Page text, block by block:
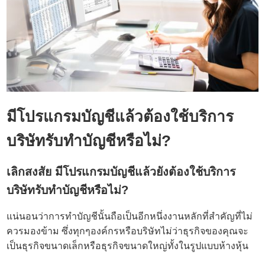
มีโปรแกรมบัญชีแล้วต้องใช้บริการ
บริษัทรับทำบัญชีหรือไม่?
เลิกสงสัย มีโปรแกรมบัญชีแล้วยังต้องใช้บริการ
บริษัทรับทำบัญชีหรือไม่?
แน่นอนว่าการทำบัญชีนั้นถือเป็นอีกหนึ่งงานหลักที่สำคัญที่ไม่
ควรมองข้าม ซึ่งทุกๆองค์กรหรือบริษัทไม่ว่าธุรกิจของคุณจะ
เป็นธุรกิจขนาดเล็กหรือธุรกิจขนาดใหญ่ทั้งในรูปแบบห้างหุ้น